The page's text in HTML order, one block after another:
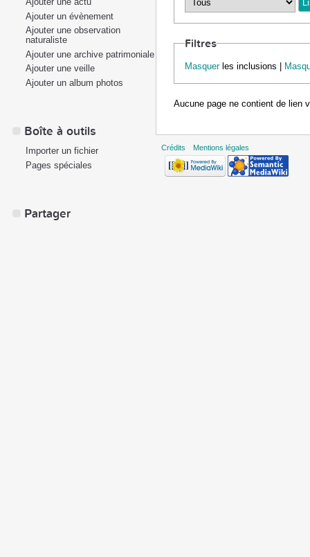
Filtres
Masquerles inclusions |
Aucune page ne contient de lien
Ajouter un évènement
Ajouter une observation
naturaliste
Ajouter une archive patrimoniale
Ajouter une veille
Ajouter un album photos
Boîte à outils
Importer un fichier
Pages spéciales
Partager
Crédits Mentions légales